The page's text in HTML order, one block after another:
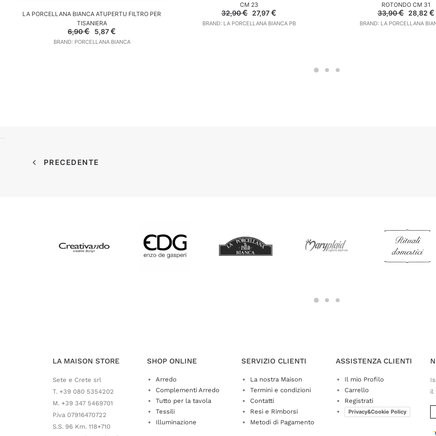
AGGIUNGI AL CARRELLO
LA PORCELLANA BIANCA ATUPERTU FILTRO PER
TISANIERA
6,90€
Il
prezzo
originale
5,87€Il
attuale
BRAND: PORCELLANA BIANCA
CM 23
32,90€ Il
prezzo
originale
27,97€
attuale
BRAND: LA PORCELLANA BIANCA PB
ROTONDO CM 31
33,90€ Il
prezzo
28,82€
BRAND: LA PORCELLANA
PRECEDENTE
LA MAISON STORE
Sete e Crete srl
T. +39 080 5354202
M. +39 347 5469701
P.iva 07916470722
S.S. 96 Km. 118+710
SHOP ONLINE
Arredo
Complementi Arredo
Tutto per la tavola
Tessili
Illuminazione
SERVIZIO CLIENTI
La nostra Maison
Termini e condizioni
Contatti
Resi e Rimborsi
Metodi di Pagamento
ASSISTENZA CLIENTI
Il mio Profilo
Carrello
Registrati
Privacy&Cookie Policy
il